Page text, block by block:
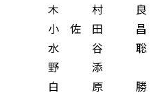
村 良
佐 田 昌
水 谷 聡
長 野 添
白 原 勝